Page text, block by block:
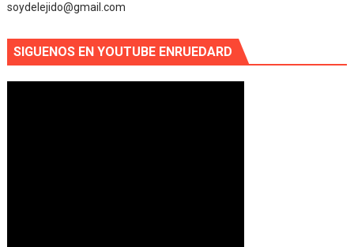
soydelejido@gmail.com
SIGUENOS EN YOUTUBE ENRUEDARD